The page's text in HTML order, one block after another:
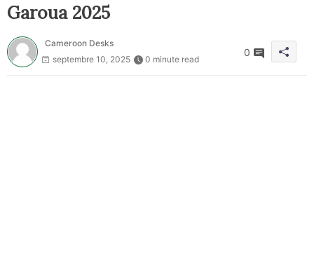
Garoua 2025
Cameroon Desks
septembre 10, 2025
0 minute read
0